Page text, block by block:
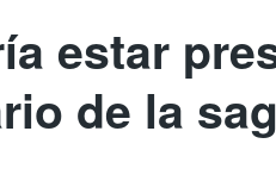
estar
de la